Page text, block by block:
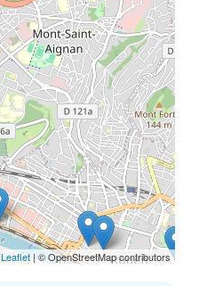
Leaflet| © OpenStreetMap contributors